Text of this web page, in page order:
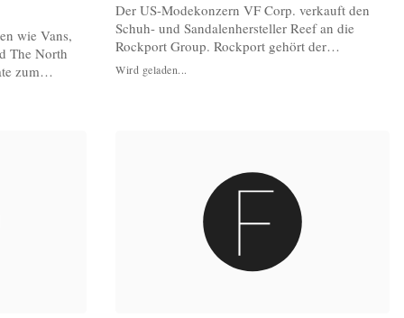
wie Vans,
The North
zum
in
ihnen
Der US-Modekonzern VF Corp. verkauft den
Schuh- und Sandalenhersteller Reef an die
Rockport Group. Rockport gehört der
Investmentgesellschaft Charlesbank Capital
Partners und ist als Schuhfabrikant ein
Wird geladen...